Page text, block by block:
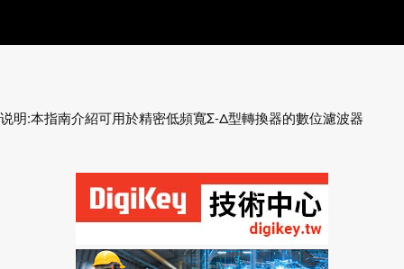
说明:本指南介紹可用於精密低頻寬Σ-Δ型轉換器的數位濾波器